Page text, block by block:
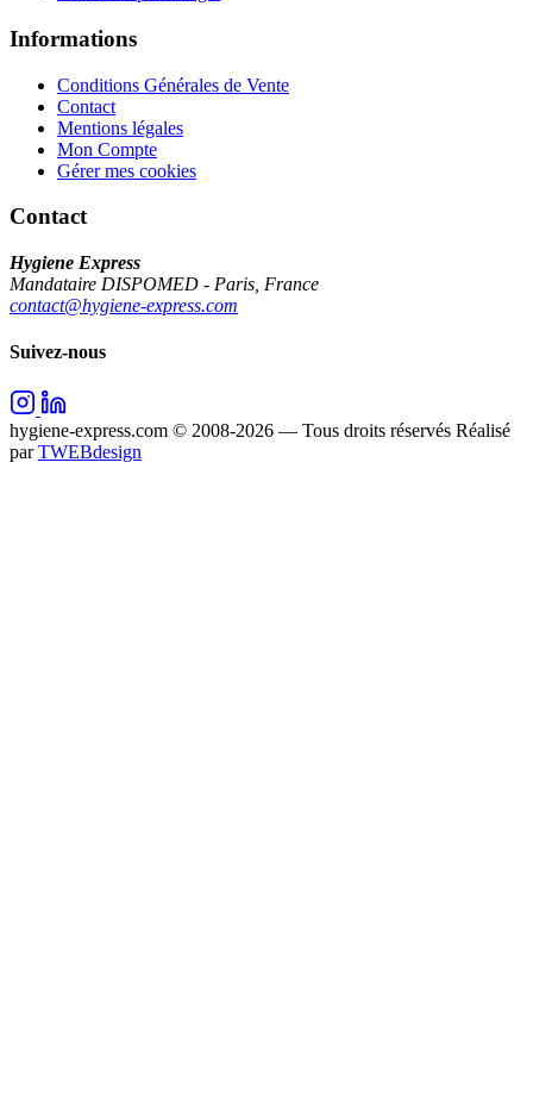
Informations
Conditions Générales de Vente
Contact
Mentions légales
Mon Compte
Gérer mes cookies
Contact
Hygiene Express
Mandataire DISPOMED - Paris, France
contact@hygiene-express.com
Suivez-nous
hygiene-express.com © 2008-2026 — Tous droits réservés Réalisé
parTWEBdesign